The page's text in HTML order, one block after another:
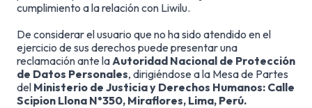
cumplimiento a la relación con Liwilu.
De considerar el usuario que no ha sido atendido en el
ejercicio de sus derechos puede presentar una
reclamación ante laAutoridad Nacional de Protección
de Datos Personales, dirigiéndose a la Mesa de Partes
del Ministerio de Justicia y Derechos Humanos: Calle
Scipion Llona N°350, Miraflores, Lima, Perú.